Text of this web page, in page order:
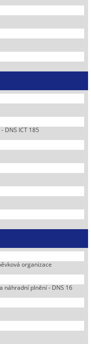
DNS ICT 185
organizace
náhradní plnění - DNS 16